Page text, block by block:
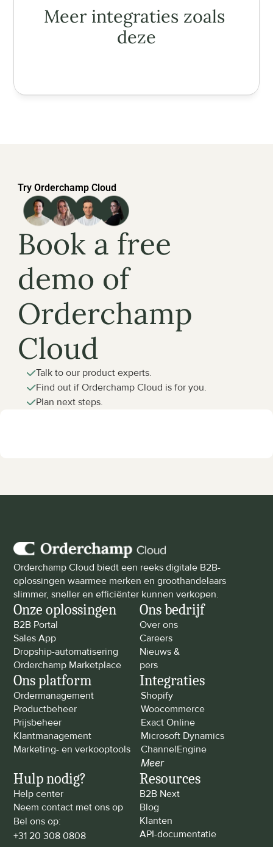
Meer integraties zoals
deze
Try Orderchamp Cloud
Book a free
demo of
Orderchamp
Cloud
Talk to our product experts.
Find out if Orderchamp Cloud is for you.
Plan next steps.
Orderchamp Cloud biedt een reeks digitale B2B-
oplossingen waarmee merken en groothandelaars
slimmer, sneller en efficiënter kunnen verkopen.
Onze oplossingen
B2B Portal
Sales App
Dropship-automatisering
Orderchamp Marketplace
Ons bedrijf
Over ons
Careers
Nieuws &
pers
Ons platform
Ordermanagement
Productbeheer
Prijsbeheer
Klantmanagement
Marketing- en verkooptools
Integraties
Shopify
Woocommerce
Exact Online
Microsoft Dynamics
ChannelEngine
Meer
Hulp nodig?
Help center
Neem contact met ons op
Bel ons op:
+31 20 308 0808
Resources
B2B Next
Blog
Klanten
API-documentatie